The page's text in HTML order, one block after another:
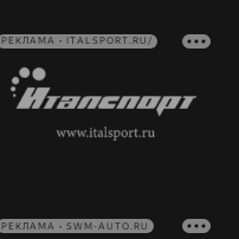
РЕКЛАМА • ITALSPORT.RU/
РЕКЛАМА • SWM-AUTO.RU